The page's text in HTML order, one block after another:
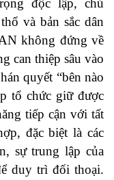
độc lập, chủ
và bản sắc dân
không đứng về
can thiệp sâu vào
quyết “bên nào
tổ chức giữ được
tiếp cận với tất
đặc biệt là các
sự trung lập của
duy trì đối thoại.